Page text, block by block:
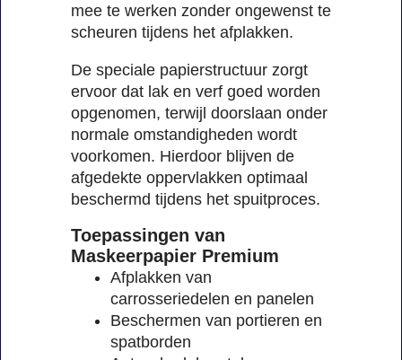
mee te werken zonder ongewenst te
scheuren tijdens het afplakken.
De speciale papierstructuur zorgt
ervoor dat lak en verf goed worden
opgenomen, terwijl doorslaan onder
normale omstandigheden wordt
voorkomen. Hierdoor blijven de
afgedekte oppervlakken optimaal
beschermd tijdens het spuitproces.
Toepassingen van
Maskeerpapier Premium
Afplakken van
carrosseriedelen en panelen
Beschermen van portieren en
spatborden